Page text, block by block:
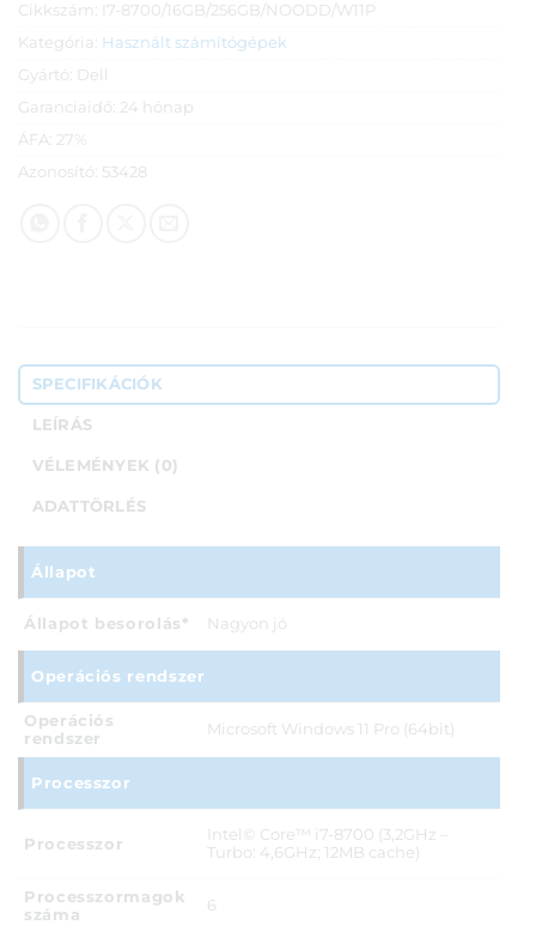
Cikkszám: I7-8700/16GB/256GB/NOODD/W11P
Kategória: Használt számítógépek
Gyártó: Dell
Garanciaidő: 24 hónap
ÁFA: 27%
Azonosító: 53428
SPECIFIKÁCIÓK
LEÍRÁS
VÉLEMÉNYEK (0)
ADATTÖRLÉS
Állapot
Állapot besorolás* Nagyon jó
Operációs rendszer
Operációs
rendszer
Microsoft Windows 11 Pro (64bit)
Processzor
Processzor
Intel© Core™ i7-8700 (3,2GHz –
Turbo: 4,6GHz; 12MB cache)
Processzormagok
száma
6